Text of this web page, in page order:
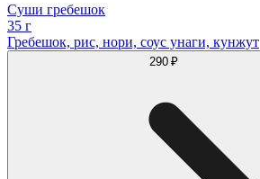
Суши гребешок
35 г
Гребешок, рис, нори, соус унаги, кунжут
290 ₽